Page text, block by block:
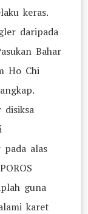
keras.
daripada
Bahar
Ho Chi
alas
guna
karet